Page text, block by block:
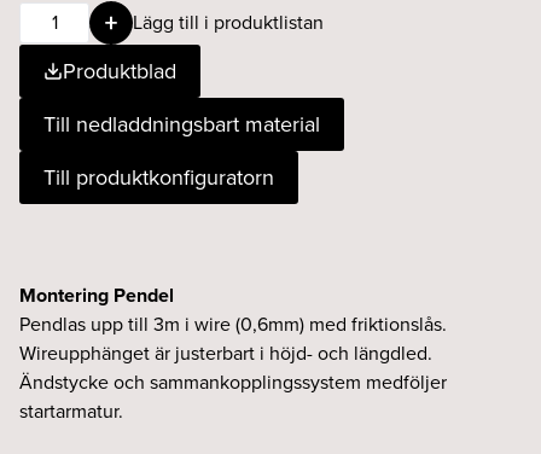
Faktor
ID
930
pendel
T/s
Lägg till i produktlistan
Produktblad
Till nedladdningsbart material
Till produktkonfiguratorn
Montering Pendel
Pendlas upp till 3m i wire (0,6mm) med friktionslås.
Wireupphänget är justerbart i höjd- och längdled.
Ändstycke och sammankopplingssystem medföljer
startarmatur.